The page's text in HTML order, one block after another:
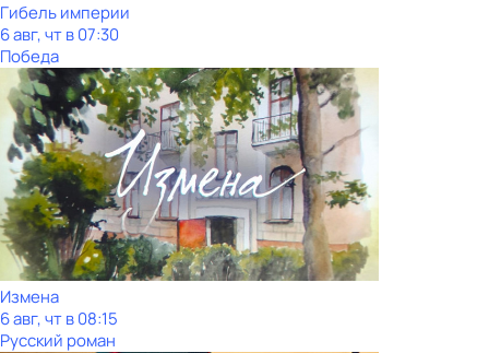
Гибель империи
6 авг, чт в 07:30
Победа
Измена
6 авг, чт в 08:15
Русский роман